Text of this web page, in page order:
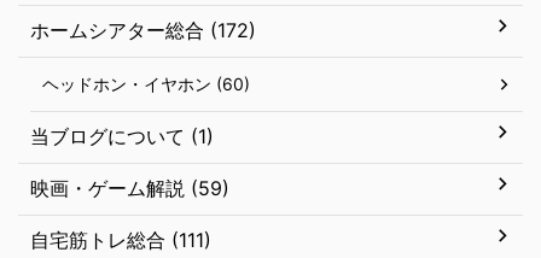
ホームシアター総合 (172)
ヘッドホン・イヤホン (60)
当ブログについて (1)
映画・ゲーム解説 (59)
自宅筋トレ総合 (111)